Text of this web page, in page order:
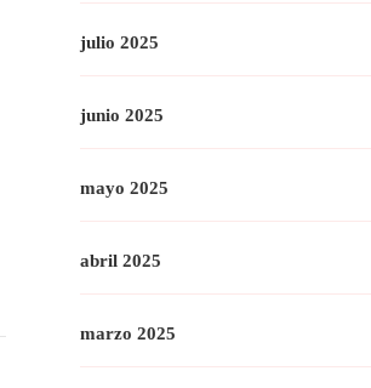
julio 2025
junio 2025
mayo 2025
abril 2025
marzo 2025